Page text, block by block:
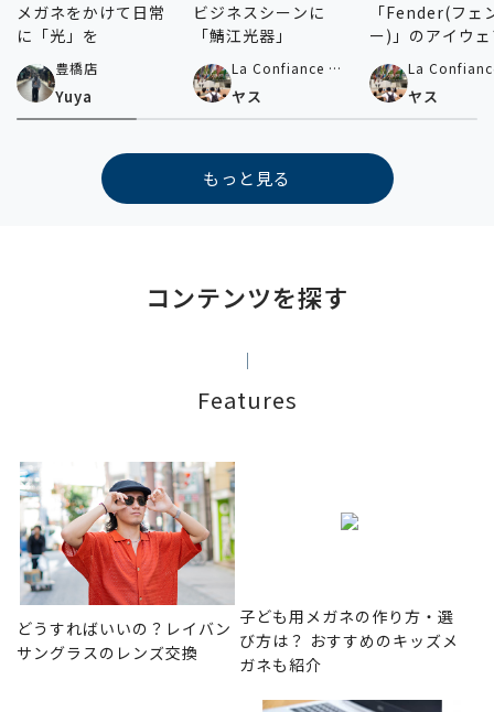
メガネをかけて日常
に「光」を
豊橋店
Yuya
ビジネスシーンに
「鯖江光器」
La Confiance by
Paris Miki 横浜ビ
ブレ店
ヤス
「Fender(フェ
ー)」のアイウ
手に入るのはパ
キだけ！
La
Paris Miki
ブレ店
ヤス
もっと見る
コンテンツを探す
Features
どうすればいいの？レイバン
サングラスのレンズ交換
子ども用メガネの作り方・選
び方は？ おすすめのキッズメ
ガネも紹介